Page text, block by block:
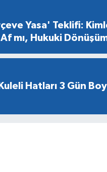
Yasa' Teklifi:
mı, Hukuki
Hatları 3 Gün